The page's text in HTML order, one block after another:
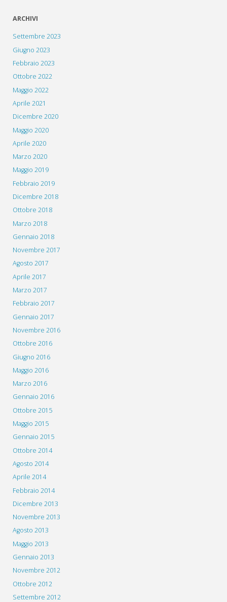
ARCHIVI
Settembre 2023
Giugno 2023
Febbraio 2023
Ottobre 2022
Maggio 2022
Aprile 2021
Dicembre 2020
Maggio 2020
Aprile 2020
Marzo 2020
Maggio 2019
Febbraio 2019
Dicembre 2018
Ottobre 2018
Marzo 2018
Gennaio 2018
Novembre 2017
Agosto 2017
Aprile 2017
Marzo 2017
Febbraio 2017
Gennaio 2017
Novembre 2016
Ottobre 2016
Giugno 2016
Maggio 2016
Marzo 2016
Gennaio 2016
Ottobre 2015
Maggio 2015
Gennaio 2015
Ottobre 2014
Agosto 2014
Aprile 2014
Febbraio 2014
Dicembre 2013
Novembre 2013
Agosto 2013
Maggio 2013
Gennaio 2013
Novembre 2012
Ottobre 2012
Settembre 2012